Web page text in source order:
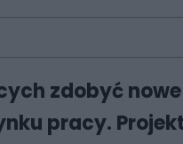
zdobyć
pracy.